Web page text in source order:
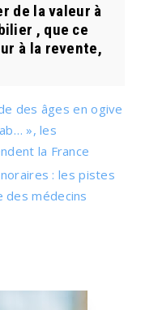
de la valeur à
, que ce
à la revente,
des âges en ogive
», les
la France
: les pistes
des médecins